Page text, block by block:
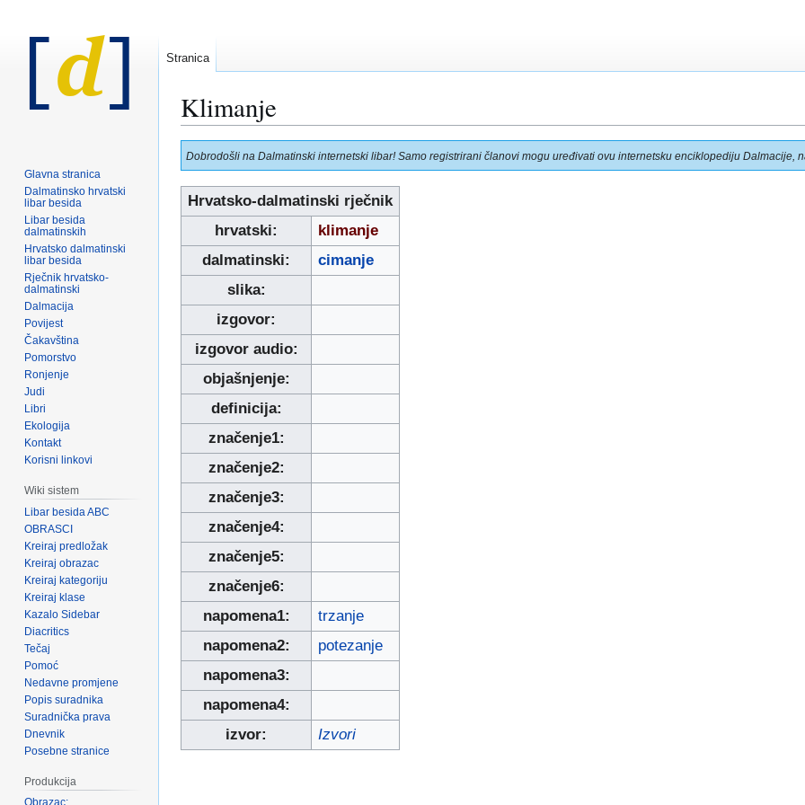
Klimanje
Prijeđi
na
navigaciju
Prijeđi
na
pretraživanje
Dobrodošli na Dalmatinski internetski libar! Samo registrirani članovi mogu uređivati ovu internetsku enciklopediju Dalmacije,
Hrvatsko-dalmatinski rječnik
hrvatski:
klimanje
dalmatinski:
cimanje
slika:
izgovor:
izgovor audio:
objašnjenje:
definicija:
značenje1:
značenje2:
značenje3:
značenje4:
značenje5:
značenje6:
napomena1:
trzanje
napomena2:
potezanje
napomena3:
napomena4:
izvor:
Izvori
Stranica
Glavna stranica
Dalmatinsko hrvatski
libar besida
Libar besida
dalmatinskih
Hrvatsko dalmatinski
libar besida
Rječnik hrvatsko-
dalmatinski
Dalmacija
Povijest
Čakavština
Pomorstvo
Ronjenje
Judi
Libri
Ekologija
Kontakt
Korisni linkovi
Wiki sistem
Libar besida ABC
OBRASCI
Kreiraj predložak
Kreiraj obrazac
Kreiraj kategoriju
Kreiraj klase
Kazalo Sidebar
Diacritics
Tečaj
Pomoć
Nedavne promjene
Popis suradnika
Suradnička prava
Dnevnik
Posebne stranice
Produkcija